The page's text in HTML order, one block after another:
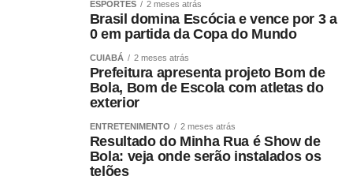
televisiva da sessão ficará limitada à assessoria de
imprensa oficial do Tribunal de Justiça de Mato Grosso,
emissoras e demais veículos de comunicação. Também
permanece proibida a captação e divulgação de imagens
que permitam a identificação do réu e dos jurados. O
acesso do público em geral, contudo, está autorizado.
COMENTE ABAIXO:
ESPORTES 2 meses atrás
Brasil domina Escócia e vence por 3 a
0 em partida da Copa do Mundo
CUIABÁ 2 meses atrás
Prefeitura apresenta projeto Bom de
Bola, Bom de Escola com atletas do
exterior
ENTRETENIMENTO 2 meses atrás
Resultado do Minha Rua é Show de
Bola: veja onde serão instalados os
telões